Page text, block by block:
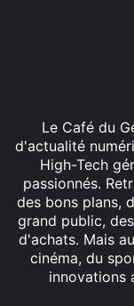
Le Café du
d'actualité
High-Tech
passionnés.
des bons plans,
grand public,
d'achats. Mais
cinéma, du
innovations